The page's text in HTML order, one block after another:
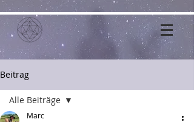
Beitrag
Alle Beiträge
Marc